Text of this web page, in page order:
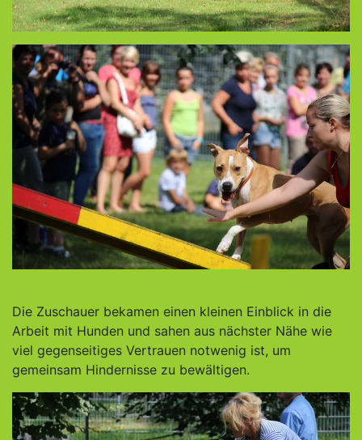
Die Zuschauer bekamen einen kleinen Einblick in die
Arbeit mit Hunden und sahen aus nächster Nähe wie
viel gegenseitiges Vertrauen notwenig ist, um
gemeinsam Hindernisse zu bewältigen.